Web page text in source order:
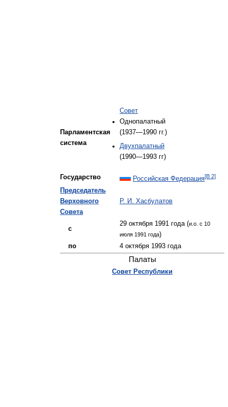
Парламентская
система
Совет
Однопалатный
(1937—1990 гг.)
Двухпалатный
(1990—1993 гг)
Государство Российская Федерация[B 2]
Председатель
Верховного
Совета
Р. И. Хасбулатов
с
29 октября 1991 года (и.о. с 10
июля 1991 года)
по 4 октября 1993 года
Палаты
Совет Республики